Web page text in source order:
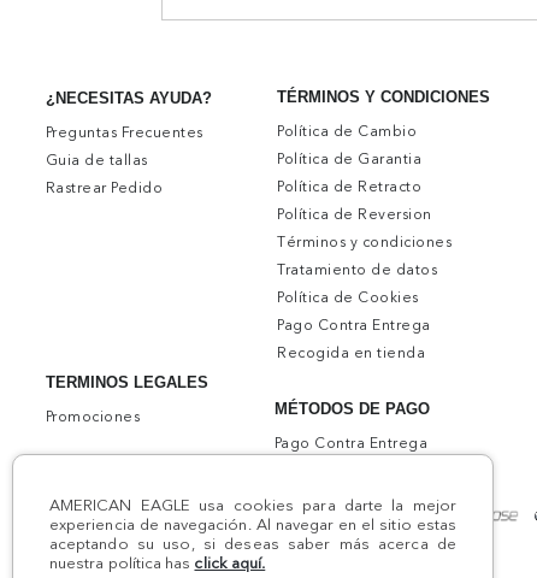
AMERICAN EAGLE usa cookies para darte la mejor
experiencia de navegación. Al navegar en el sitio estas
aceptando su uso, si deseas saber más acerca de
nuestra política has click aquí.
¿NECESITAS AYUDA?
Preguntas Frecuentes
Guia de tallas
Rastrear Pedido
TERMINOS LEGALES
Promociones
TÉRMINOS Y CONDICIONES
Política de Cambio
Política de Garantia
Política de Retracto
Política de Reversion
Términos y condiciones
Tratamiento de datos
Política de Cookies
Pago Contra Entrega
Recogida en tienda
MÉTODOS DE PAGO
Pago Contra Entrega